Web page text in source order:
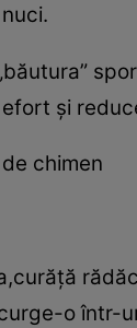
şi
chimen
o într-